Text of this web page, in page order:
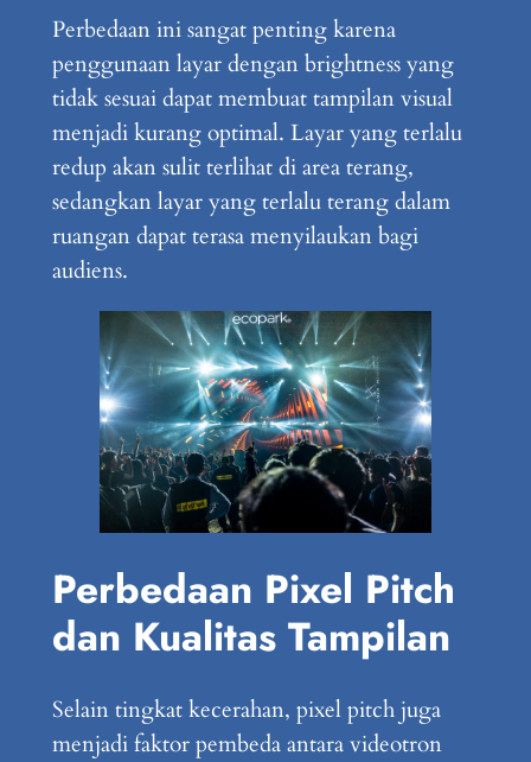
Perbedaan ini sangat penting karena
penggunaan layar dengan brightness yang
tidak sesuai dapat membuat tampilan visual
menjadi kurang optimal. Layar yang terlalu
redup akan sulit terlihat di area terang,
sedangkan layar yang terlalu terang dalam
ruangan dapat terasa menyilaukan bagi
audiens.
Perbedaan Pixel Pitch
dan Kualitas Tampilan
Selain tingkat kecerahan, pixel pitch juga
menjadi faktor pembeda antara videotron